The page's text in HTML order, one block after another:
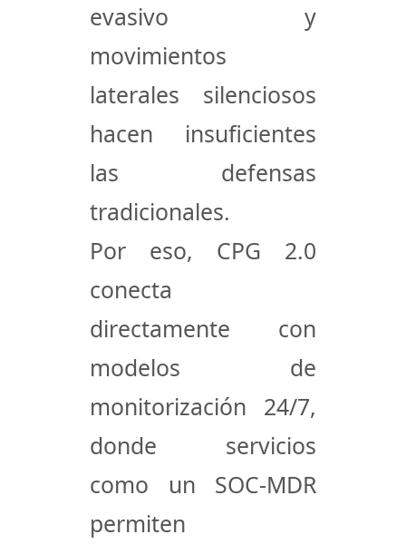
evasivo y
movimientos
laterales silenciosos
hacen insuficientes
las defensas
tradicionales.
Por eso, CPG 2.0
conecta
directamente con
modelos de
monitorización 24/7,
donde servicios
como un SOC-MDR
permiten